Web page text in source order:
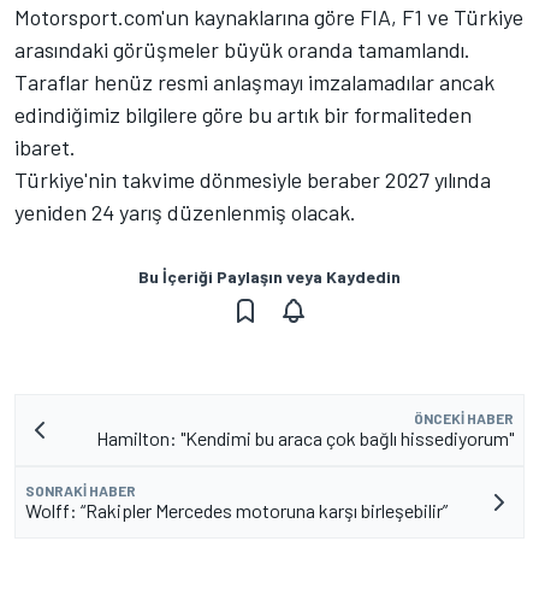
Motorsport.com'un kaynaklarına göre FIA, F1 ve Türkiye
arasındaki görüşmeler büyük oranda tamamlandı.
Taraflar henüz resmi anlaşmayı imzalamadılar ancak
edindiğimiz bilgilere göre bu artık bir formaliteden
ibaret.
Türkiye'nin takvime dönmesiyle beraber 2027 yılında
yeniden 24 yarış düzenlenmiş olacak.
Bu İçeriği Paylaşın veya Kaydedin
ÖNCEKI HABER
Hamilton: "Kendimi bu araca çok bağlı hissediyorum"
SONRAKI HABER
Wolff: “Rakipler Mercedes motoruna karşı birleşebilir”